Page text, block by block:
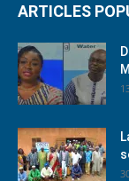
ARTICLES